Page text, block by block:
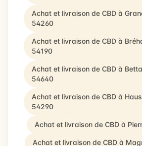
Achat et livraison de CBD à
54260
Achat et livraison de CBD à
54190
Achat et livraison de CBD à
54640
Achat et livraison de CBD à
54290
Achat et livraison de CBD à
Achat et livraison de CBD à